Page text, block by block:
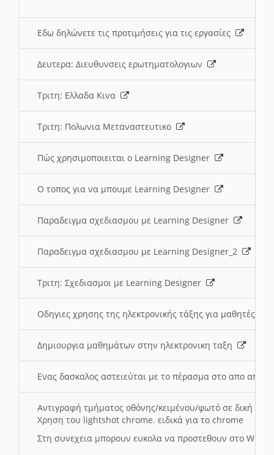
Εδω δηλώνετε τις προτιμήσεις για τις εργασίες
Δευτερα: Διευθυνσεις ερωτηματολογιων
Τριτη: Ελλαδα Κινα
Τριτη: Πολωνια Μεταναστευτικο
Πώς χρησιμοποιειται ο Learning Designer
O τοπος για να μπουμε Learning Designer
Παραδειγμα σχεδιασμου με Learning Designer
Παραδειγμα σχεδιασμου με Learning Designer_2
Τριτη: Σχεδιασμοι με Learning Designer
Οδηγιες χρησης της ηλεκτρονικής τάξης για μαθητές
Δημιουργια μαθημάτων στην ηλεκτρονικη ταξη
Ενας δασκαλος αστειεύται με το πέρασμα στο απο
Αντιγραφή τμήματος οθόνης/κειμένου/φωτό σε δική
Χρηση του lightshot chrome. ειδικά για το chrome
Στη συνεχεια μπορουν ευκολα να προστεθουν στο Word